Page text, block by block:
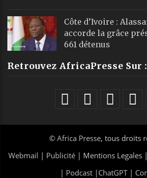
Côte d’Ivoire :
accorde la grâce
661 détenus
Retrouvez AfricaPresse Sur :
© Africa Presse, tous droits
Webmail | Publicité | Mentions Legales |
| Podcast| ChatGPT|